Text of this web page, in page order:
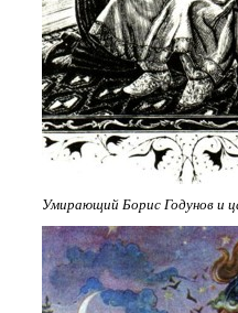
Умирающий Борис Годунов и